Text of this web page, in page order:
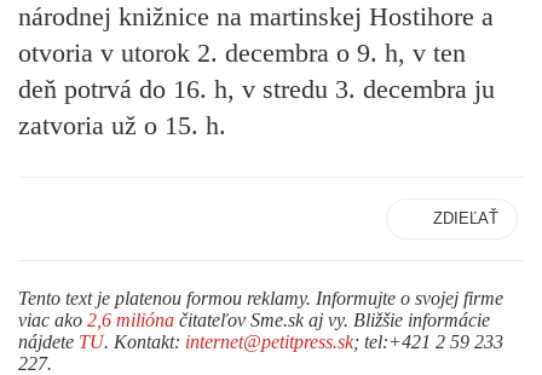
národnej knižnice na martinskej Hostihore a
otvoria v utorok 2. decembra o 9. h, v ten
deň potrvá do 16. h, v stredu 3. decembra ju
zatvoria už o 15. h.
ZDIEĽAŤ
Tento text je platenou formou reklamy. Informujte o svojej firme
viac ako 2,6 milióna čitateľov Sme.sk aj vy. Bližšie informácie
nájdete TU. Kontakt: internet@petitpress.sk; tel:+421 2 59 233
227.